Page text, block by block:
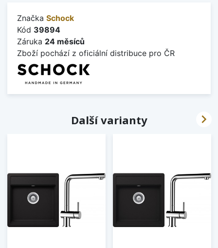
Značka Schock
Kód 39894
Záruka 24 měsíců
Zboží pochází z oficiální distribuce pro ČR
Další varianty 